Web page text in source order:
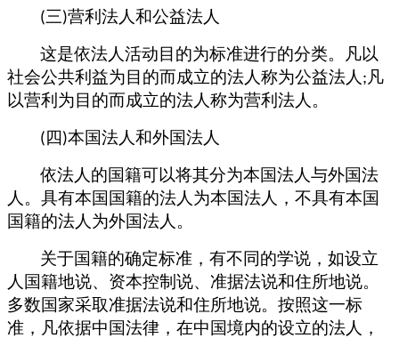
(三)营利法人和公益法人
这是依法人活动目的为标准进行的分类。凡以
社会公共利益为目的而成立的法人称为公益法人 ; 凡
以营利为目的而成立的法人称为营利法人。
( 四 )本国法人和外国法人
依法人的国籍可以将其分为本国法人与外国法
人。具有本国国籍的法人为本国法人，不具有本国
国籍的法人为外国法人。
关于国籍的确定标准，有不同的学说，如设立
人国籍地说、资本控制说、准据法说和住所地说。
多数国家采取准据法说和住所地说。按照这一标
准，凡依据中国法律，在中国境内的设立的法人，